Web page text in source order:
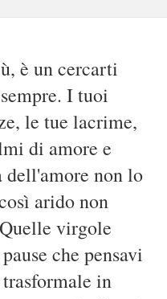
è un cercarti
I tuoi
le tue lacrime,
di amore e
dell'amore non lo
arido non
virgole
che pensavi
in